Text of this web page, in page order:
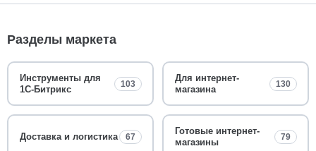
Разделы маркета
Инструменты для
1С-Битрикс
103
Для интернет-
магазина
130
Доставка и логистика 67
Готовые интернет-
магазины
79